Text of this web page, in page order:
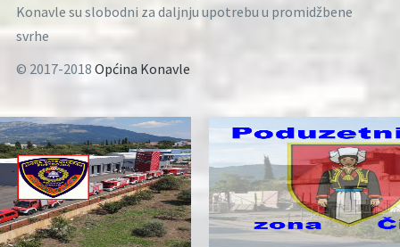
Konavle su slobodni za daljnju upotrebu u promidžbene
svrhe
© 2017-2018 Općina Konavle